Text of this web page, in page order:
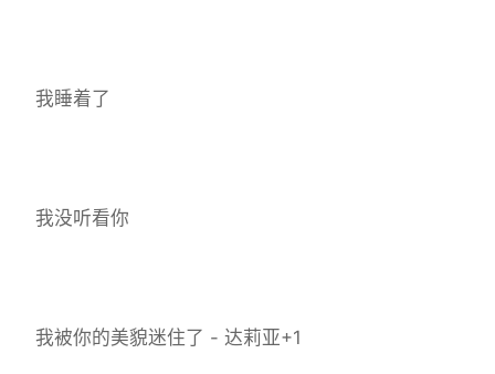
我睡着了
我没听看你
我被你的美貌迷住了 - 达莉亚+1